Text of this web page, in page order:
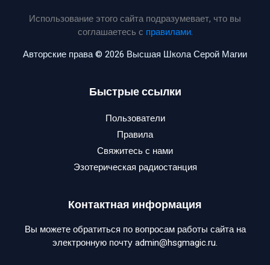
Использование этого сайта подразумевает, что вы
соглашаетесь с правилами.
Авторские права © 2026 Высшая Школа Серой Магии
Быстрые ссылки
Пользователи
Правила
Свяжитесь с нами
Эзотерическая радиостанция
Контактная информация
Вы можете обратиться по вопросам работы сайта на
электронную почту admin@hsgmagic.ru.